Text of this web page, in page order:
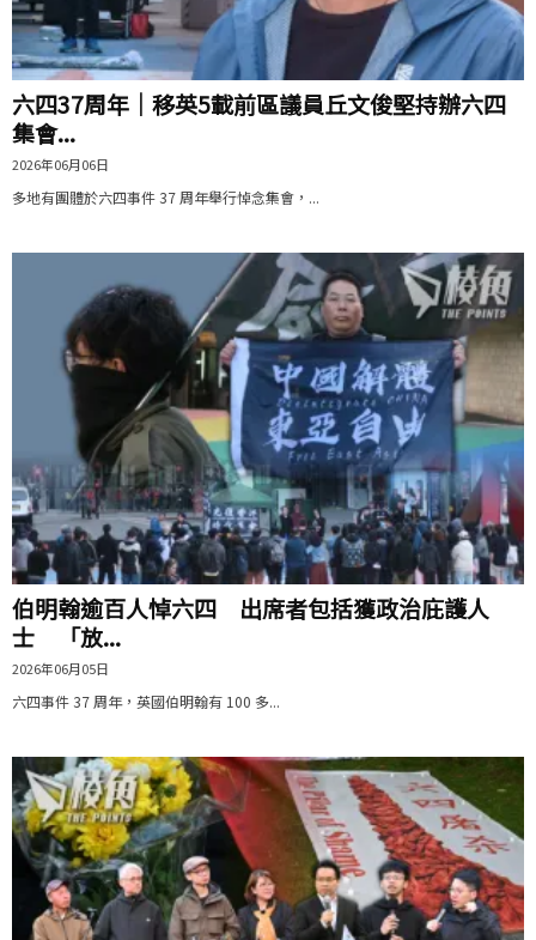
六四37周年｜移英5載前區議員丘文俊堅持辦六四
集會...
2026年06月06日
多地有團體於六四事件 37 周年舉行悼念集會，...
伯明翰逾百人悼六四 出席者包括獲政治庇護人
士 「放...
2026年06月05日
六四事件 37 周年，英國伯明翰有 100 多...